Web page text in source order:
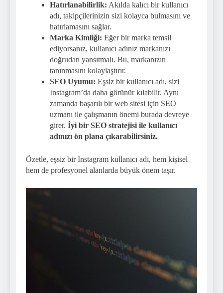
Hatırlanabilirlik: Akılda kalıcı bir kullanıcı
adı, takipçilerinizin sizi kolayca bulmasını ve
hatırlamasını sağlar.
Marka Kimliği: Eğer bir marka temsil
ediyorsanız, kullanıcı adınız markanızı
doğrudan yansıtmalı. Bu, markanızın
tanınmasını kolaylaştırır.
SEO Uyumu: Eşsiz bir kullanıcı adı, sizi
Instagram’da daha görünür kılabilir. Aynı
zamanda başarılı bir web sitesi için SEO
uzmanı ile çalışmanın önemi burada devreye
girer. İyi bir SEO stratejisi ile kullanıcı
adınızı ön plana çıkarabilirsiniz.
Özetle, eşsiz bir Instagram kullanıcı adı, hem kişisel
hem de profesyonel alanlarda büyük önem taşır.